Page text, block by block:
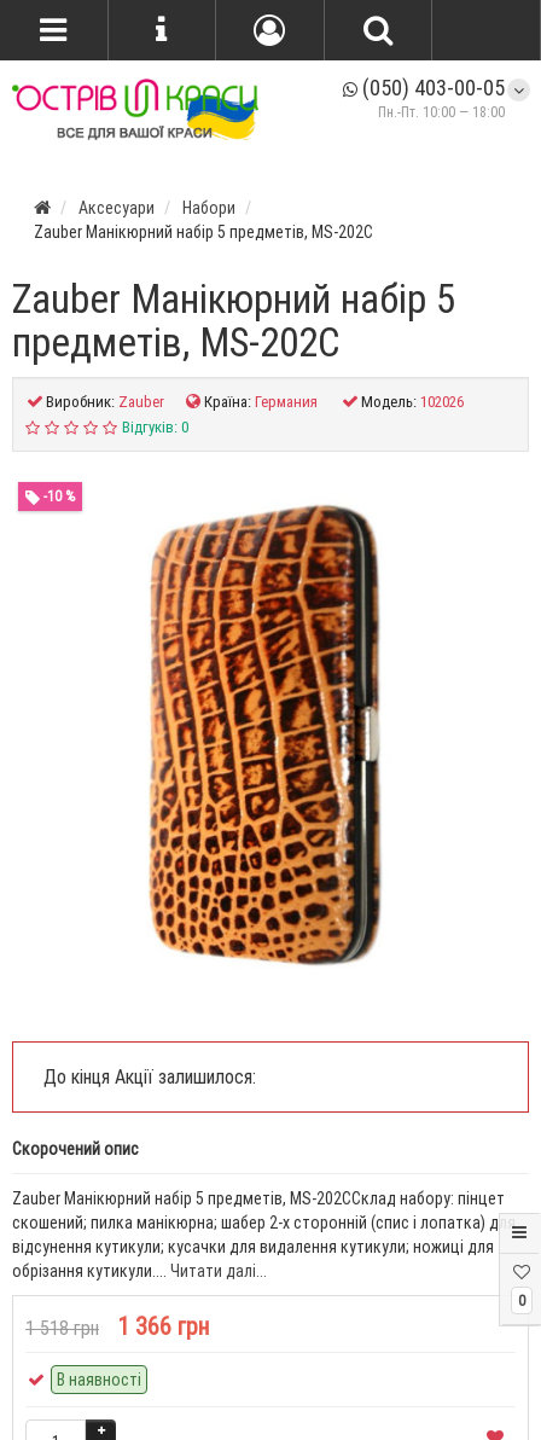
0
(050) 403-00-05
Пн.-Пт. 10:00 — 18:00
Аксесуари
Набори
Zauber Манікюрний набір 5 предметів, MS-202C
Zauber Манікюрний набір 5
предметів, MS-202C
Виробник: Zauber Країна:Германия Модель:102026
Відгуків: 0
-10 %
До кінця Акції залишилося:
Скорочений опис
Zauber Манікюрний набір 5 предметів, MS-202CСклад набору: пінцет
скошений; пилка манікюрна; шабер 2-х сторонній (спис і лопатка) для
відсунення кутикули; кусачки для видалення кутикули; ножиці для
обрізання кутикули.... Читати далі...
1 518 грн 1 366 грн
В наявності